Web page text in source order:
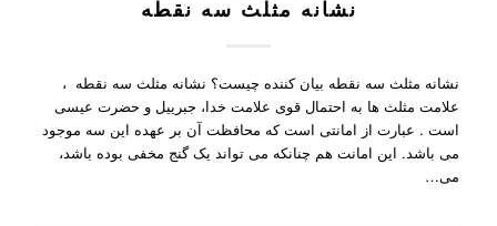
نشانه مثلث سه نقطه
نشانه مثلث سه نقطه بیان کننده چیست؟ نشانه مثلث سه نقطه ،
علامت مثلث ها به احتمال قوی علامت خدا، جبرییل و حضرت عیسی
است . عبارت از امانتی است که محافظت آن بر عهده این سه موجود
می باشد. این امانت هم چنانکه می تواند یک گنج مخفی بوده باشد،
می…